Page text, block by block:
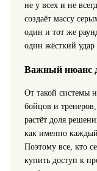
не у всех и не
создаёт массу
один и тот же
один жёсткий
Важный нюанс
От такой системы
бойцов и
растёт доля
как именно
Поэтому все, кто
купить доступ к